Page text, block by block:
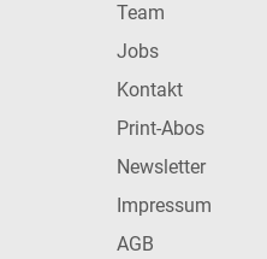
Team
Jobs
Kontakt
Print-Abos
Newsletter
Impressum
AGB